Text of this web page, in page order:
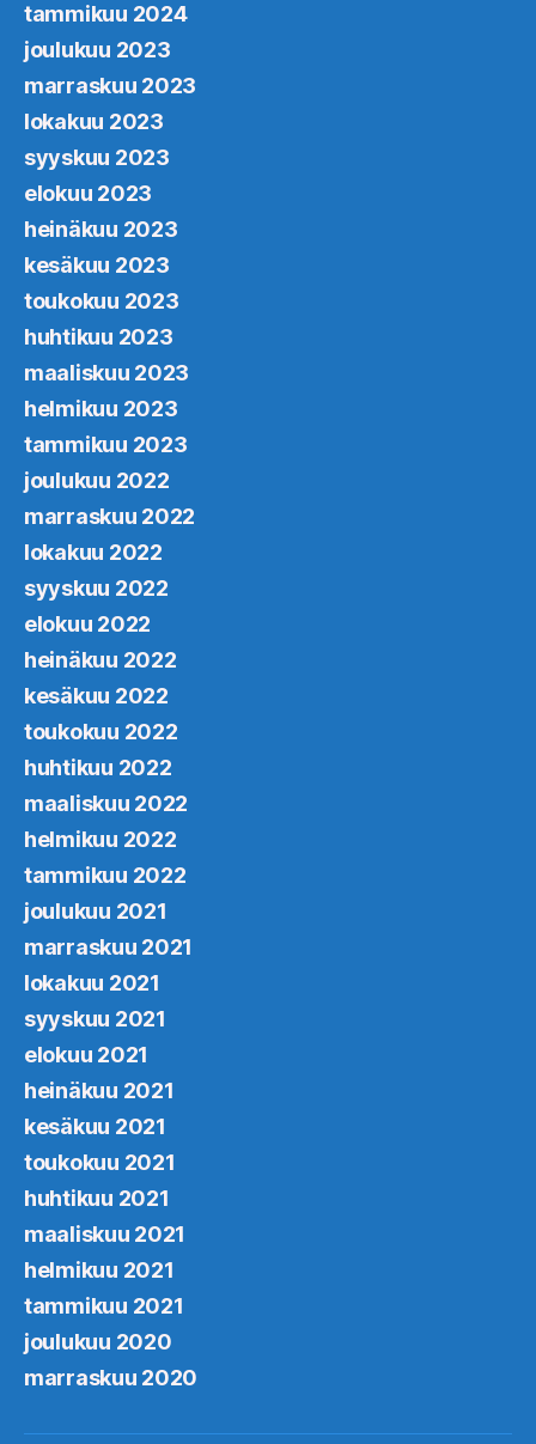
tammikuu 2024
joulukuu 2023
marraskuu 2023
lokakuu 2023
syyskuu 2023
elokuu 2023
heinäkuu 2023
kesäkuu 2023
toukokuu 2023
huhtikuu 2023
maaliskuu 2023
helmikuu 2023
tammikuu 2023
joulukuu 2022
marraskuu 2022
lokakuu 2022
syyskuu 2022
elokuu 2022
heinäkuu 2022
kesäkuu 2022
toukokuu 2022
huhtikuu 2022
maaliskuu 2022
helmikuu 2022
tammikuu 2022
joulukuu 2021
marraskuu 2021
lokakuu 2021
syyskuu 2021
elokuu 2021
heinäkuu 2021
kesäkuu 2021
toukokuu 2021
huhtikuu 2021
maaliskuu 2021
helmikuu 2021
tammikuu 2021
joulukuu 2020
marraskuu 2020